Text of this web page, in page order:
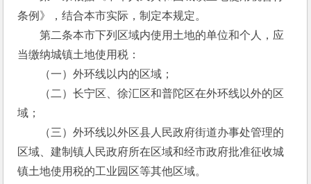
条例》，结合本市实际，制定本规定。
第二条本市下列区域内使用土地的单位和个人，应
当缴纳城镇土地使用税：
（一）外环线以内的区域；
（二）长宁区、徐汇区和普陀区在外环线以外的区
域；
（三）外环线以外区县人民政府街道办事处管理的
区域、建制镇人民政府所在区域和经市政府批准征收城
镇土地使用税的工业园区等其他区域。